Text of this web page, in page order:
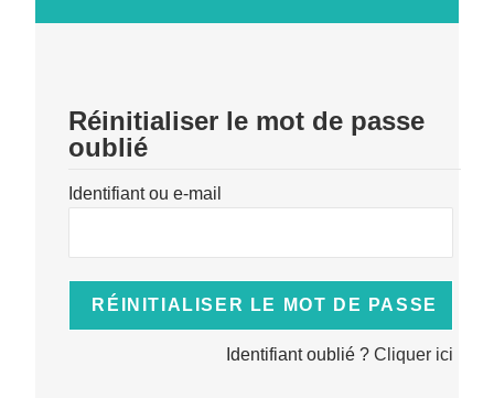
Réinitialiser le mot de passe
oublié
Identifiant ou e-mail
Identifiant oublié ? Cliquer ici